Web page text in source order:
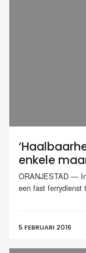
enkele
ORANJESTAD —
een fast ferrydienst
5 FEBRUARI 2016